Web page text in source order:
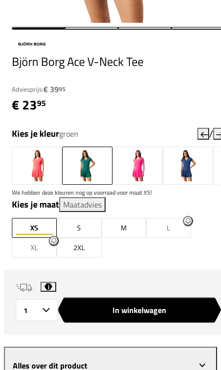
Björn Borg Ace V-Neck Tee
Adviesprijs:€ 3995
€ 2395
Kies je kleurgroen /
We hebben deze kleuren nog op voorraad voor maat XS!
Kies je maat Maatadvies
XS S M
L
XL
2XL
i
In winkelwagen
Alles over dit product